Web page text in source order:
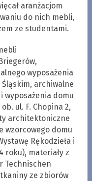
aranżacjom
do nich mebli,
ze studentami.
wyposażenia
Śląskim, archiwalne
domu
ul. F. Chopina 2,
architektoniczne
wzorcowego domu
Rękodzieła i
roku), materiały z
Technischen
ze zbiorów